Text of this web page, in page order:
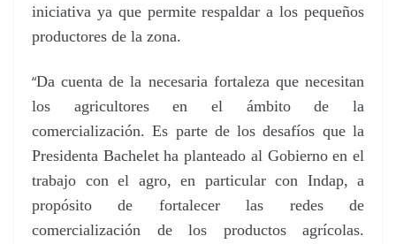
iniciativa ya que permite respaldar a los pequeños
productores de la zona.
“Da cuenta de la necesaria fortaleza que necesitan
los agricultores en el ámbito de la
comercialización. Es parte de los desafíos que la
Presidenta Bachelet ha planteado al Gobierno en el
trabajo con el agro, en particular con Indap, a
propósito de fortalecer las redes de
comercialización de los productos agrícolas.